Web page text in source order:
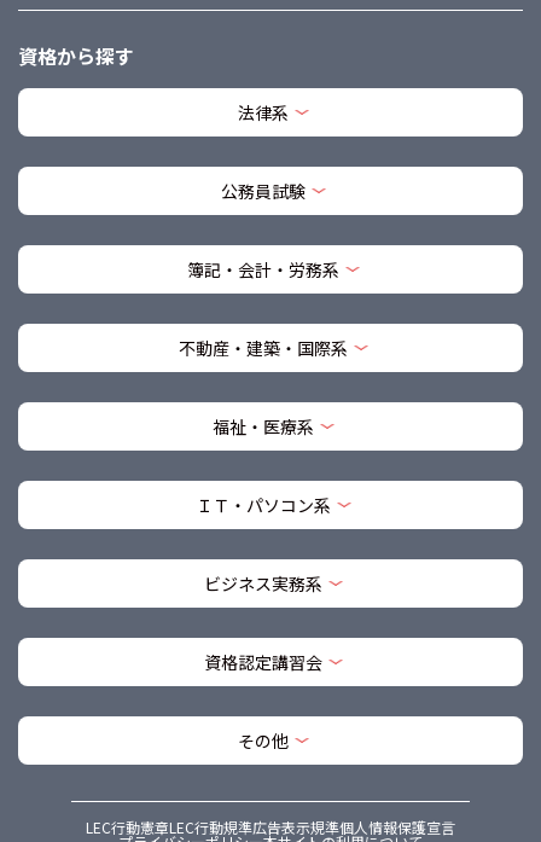
資格から探す
法律系
公務員試験
簿記・会計・労務系
不動産・建築・国際系
福祉・医療系
ＩＴ・パソコン系
ビジネス実務系
資格認定講習会
その他
LEC行動憲章LEC行動規準広告表示規準個人情報保護宣言